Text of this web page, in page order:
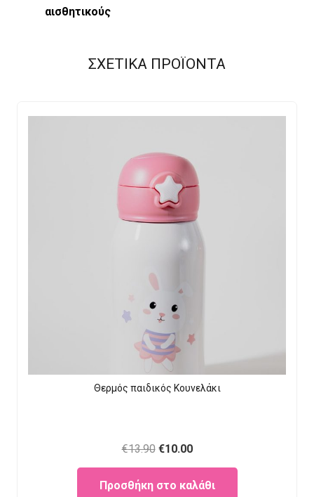
αισθητικούς
ΣΧΕΤΙΚΑ ΠΡΟΪΟΝΤΑ
Θερμός παιδικός Κουνελάκι
€13.90 Original
price
was:
€10.00Current
price
is:
Προσθήκη στο καλάθι